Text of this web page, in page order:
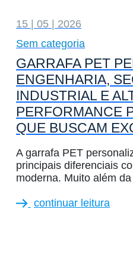
15 | 05 | 2026
Sem categoria
GARRAFA PET
ENGENHARIA,
INDUSTRIAL E
PERFORMANCE
QUE BUSCAM
A garrafa PET
principais diferenciais
moderna. Muito além
continuar leitura